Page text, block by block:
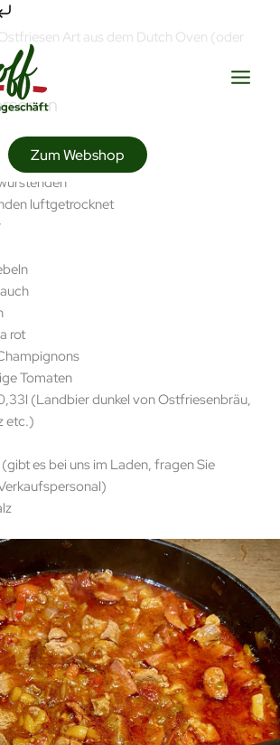
Zum Webshop
Art aus dem Dutch Oven (oder
luftgetrocknet
rot
Tomaten
(Landbier dunkel von Ostfriesenbräu,
etc.)
es bei uns im Laden, fragen Sie